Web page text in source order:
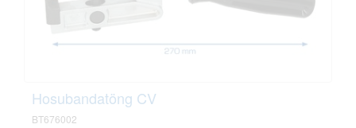
Hosubandatöng CV
BT676002